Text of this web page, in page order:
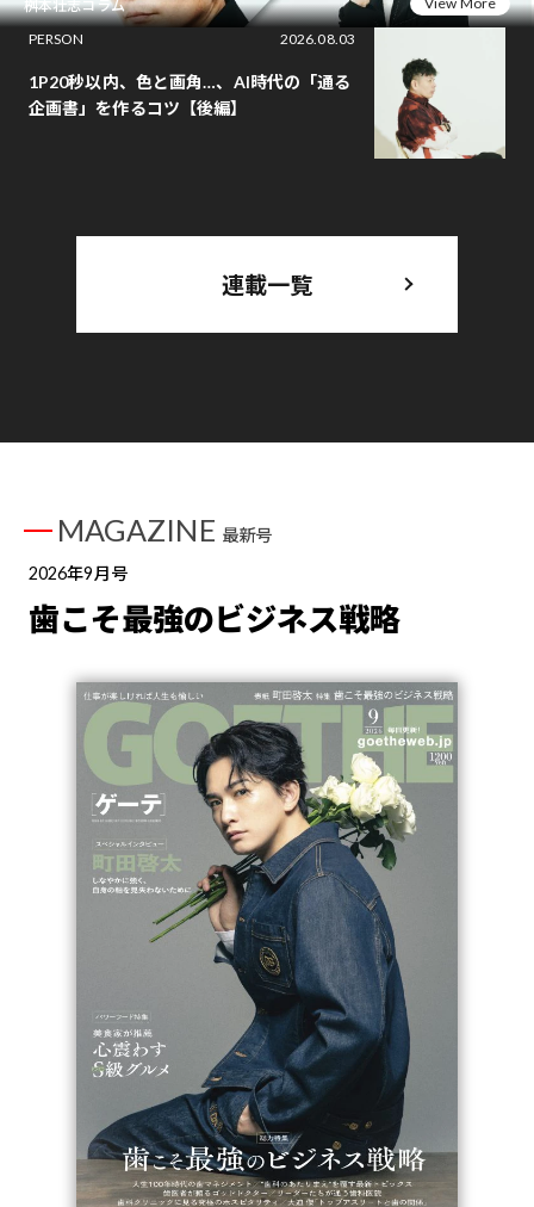
桝本壮志コラム
PERSON
2026.08.03
1P20秒以内、色と画角…、AI時代の「通る
企画書」を作るコツ【後編】
連載一覧
MAGAZINE 最新号
2026年9月号
歯こそ最強のビジネス戦略